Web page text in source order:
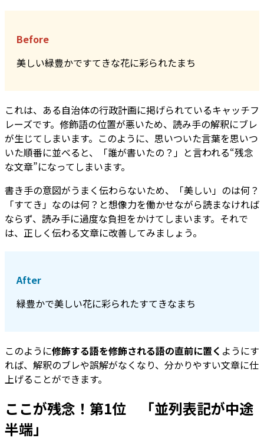
Before
美しい緑豊かですてきな花に彩られたまち
これは、ある自治体の行政計画に掲げられているキャッチフ
レーズです。修飾語の位置が悪いため、読み手の解釈にブレ
が生じてしまいます。このように、思いついた言葉を思いつ
いた順番に並べると、「誰が書いたの？」と言われる“残念
な文章”になってしまいます。
書き手の意図がうまく伝わらないため、「美しい」のは何？
「すてき」なのは何？と想像力を働かせながら読まなければ
ならず、読み手に過度な負担をかけてしまいます。それで
は、正しく伝わる文章に改善してみましょう。
After
緑豊かで美しい花に彩られたすてきなまち
このように修飾する語を修飾される語の直前に置く ようにす
れば、解釈のブレや誤解がなくなり、分かりやすい文章に仕
上げることができます。
ここが残念！第1位 「並列表記が中途
半端」